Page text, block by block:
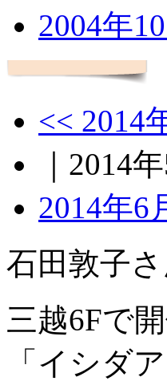
2004年10
<< 2014
｜2014
2014年6
石田敦子
三越6Fで
「イシダ